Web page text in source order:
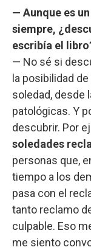
— Aunque es
siempre,
escribía el
— No sé si
la posibilidad
soledad, desde
patológicas. Y
descubrir. Por
soledades
personas que,
tiempo a los
pasa con el
tanto reclamo
culpable. Eso
me siento